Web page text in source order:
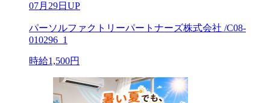
07月29日UP
パーソルファクトリーパートナーズ株式会社 /C08-
010296_1
時給1,500円